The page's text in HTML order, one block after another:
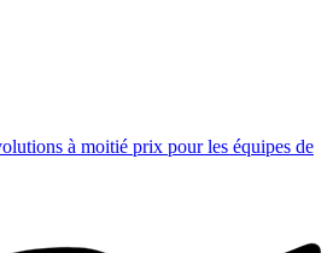
à moitié prix pour les équipes de